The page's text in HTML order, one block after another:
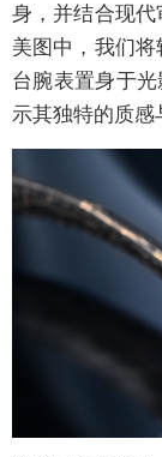
身，并结合现代
美图中，我们
台腕表置身于
示其独特的质感